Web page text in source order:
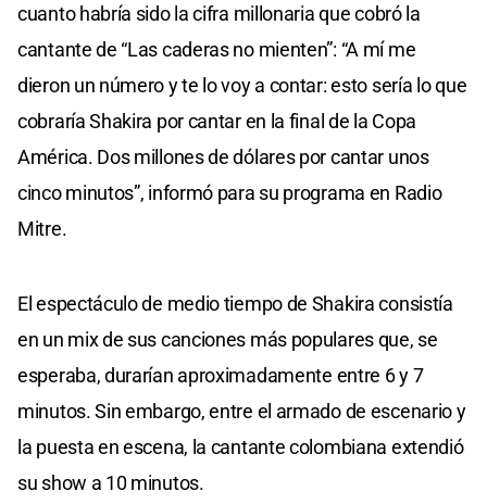
minutes,
seconds
cuanto habría sido la cifra millonaria que cobró la
cantante de “Las caderas no mienten”: “A mí me
dieron un número y te lo voy a contar: esto sería lo que
cobraría Shakira por cantar en la final de la Copa
América. Dos millones de dólares por cantar unos
cinco minutos”, informó para su programa en Radio
Mitre.
El espectáculo de medio tiempo de Shakira consistía
en un mix de sus canciones más populares que, se
esperaba, durarían aproximadamente entre 6 y 7
minutos. Sin embargo, entre el armado de escenario y
la puesta en escena, la cantante colombiana extendió
su show a 10 minutos.